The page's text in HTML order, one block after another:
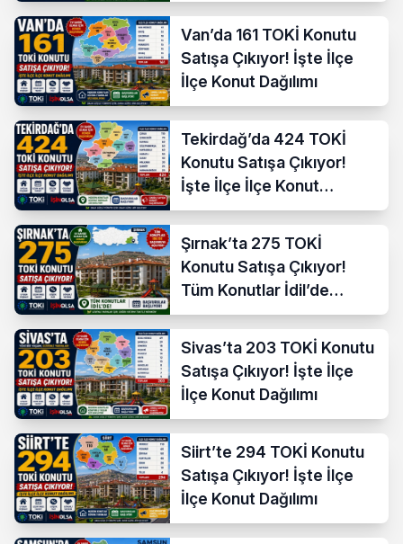
Van’da 161 TOKİ Konutu
Satışa Çıkıyor! İşte İlçe
İlçe Konut Dağılımı
Tekirdağ’da 424 TOKİ
Konutu Satışa Çıkıyor!
İşte İlçe İlçe Konut
Dağılımı
Şırnak’ta 275 TOKİ
Konutu Satışa Çıkıyor!
Tüm Konutlar İdil’de
Başvuruya Açılıyor
Sivas’ta 203 TOKİ Konutu
Satışa Çıkıyor! İşte İlçe
İlçe Konut Dağılımı
Siirt’te 294 TOKİ Konutu
Satışa Çıkıyor! İşte İlçe
İlçe Konut Dağılımı